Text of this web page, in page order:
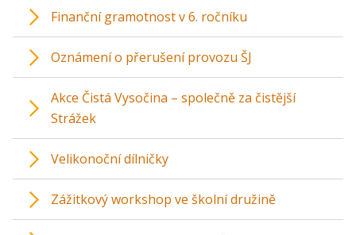
Finanční gramotnost v 6. ročníku
Oznámení o přerušení provozu ŠJ
Akce Čistá Vysočina – společně za čistější
Strážek
Velikonoční dílničky
Zážitkový workshop ve školní družině